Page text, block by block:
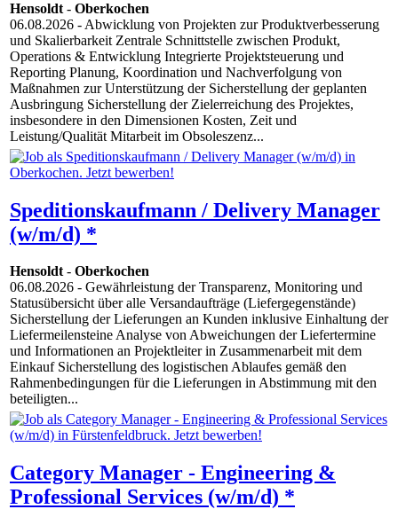
Hensoldt- Oberkochen
06.08.2026 - Abwicklung von Projekten zur Produktverbesserung
und Skalierbarkeit Zentrale Schnittstelle zwischen Produkt,
Operations & Entwicklung Integrierte Projektsteuerung und
Reporting Planung, Koordination und Nachverfolgung von
Maßnahmen zur Unterstützung der Sicherstellung der geplanten
Ausbringung Sicherstellung der Zielerreichung des Projektes,
insbesondere in den Dimensionen Kosten, Zeit und
Leistung/Qualität Mitarbeit im Obsoleszenz...
Speditionskaufmann / Delivery Manager
(w/m/d) *
Hensoldt- Oberkochen
06.08.2026 - Gewährleistung der Transparenz, Monitoring und
Statusübersicht über alle Versandaufträge (Liefergegenstände)
Sicherstellung der Lieferungen an Kunden inklusive Einhaltung der
Liefermeilensteine Analyse von Abweichungen der Liefertermine
und Informationen an Projektleiter in Zusammenarbeit mit dem
Einkauf Sicherstellung des logistischen Ablaufes gemäß den
Rahmenbedingungen für die Lieferungen in Abstimmung mit den
beteiligten...
Category Manager - Engineering &
Professional Services (w/m/d) *